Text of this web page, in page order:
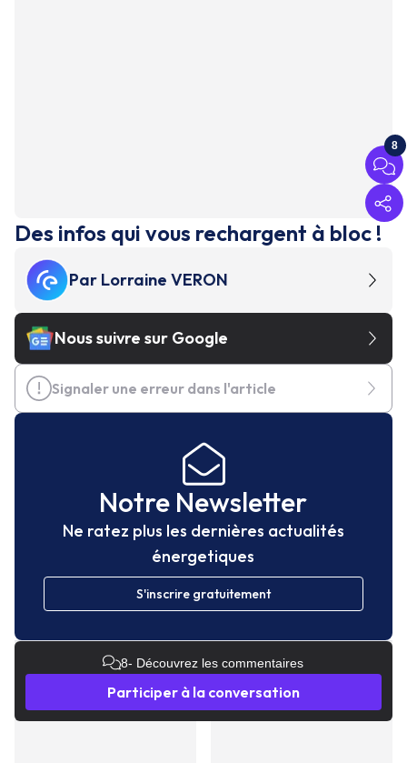
8
Des infos qui vous rechargent à bloc !
Par Lorraine VERON
Nous suivre sur Google
Signaler une erreur dans l'article
Notre Newsletter
Ne ratez plus les dernières actualités
énergetiques
S'inscrire gratuitement
8- Découvrez les commentaires
Participer à la conversation